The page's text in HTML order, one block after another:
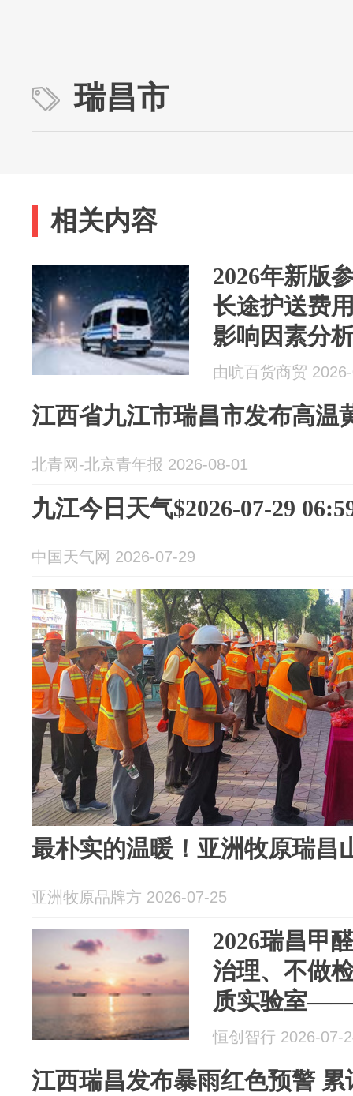
瑞昌市
相关内容
2026年新版
长途护送费
影响因素分
由吭百货商贸
江西省九江市瑞昌市发布高温
北青网-北京青年报 2026-08-01
九江今日天气$2026-07-29
中国天气网 2026-07-29
最朴实的温暖！亚洲牧原瑞昌
亚洲牧原品牌方 2026-07-25
2026瑞昌甲
治理、不做
质实验室——
中心室内空
恒创智行 2026-07-
江西瑞昌发布暴雨红色预警 累